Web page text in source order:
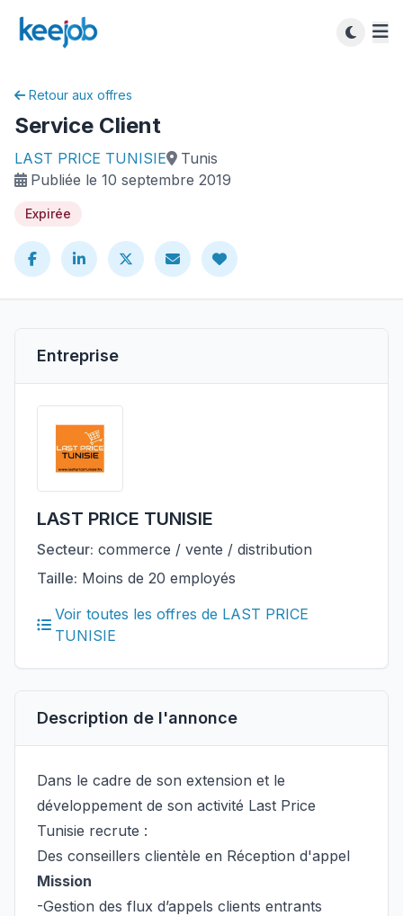
Retour aux offres
Service Client
LAST PRICE TUNISIE
Tunis
Publiée le 10 septembre 2019
Expirée
Entreprise
LAST PRICE TUNISIE
Secteur: commerce / vente / distribution
Taille: Moins de 20 employés
Voir toutes les offres de LAST PRICE
TUNISIE
Description de l'annonce
Dans le cadre de son extension et le
développement de son activité Last Price
Tunisie recrute :
Des conseillers clientèle en Réception d'appel
Mission
-Gestion des flux d’appels clients entrants